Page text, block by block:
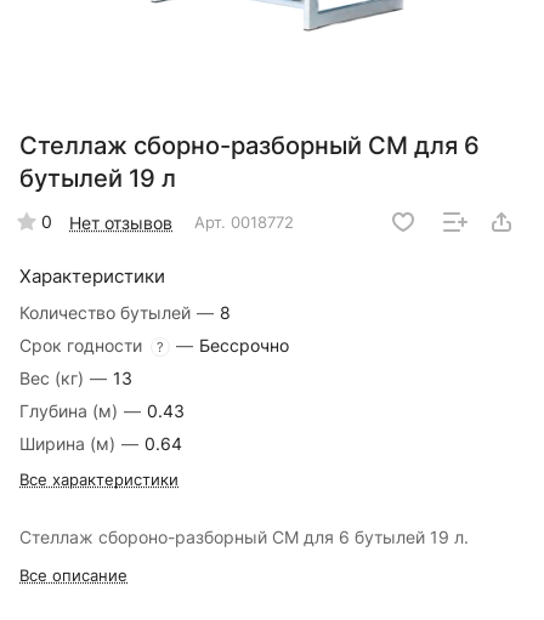
Стеллаж сборно-разборный СМ для 6
бутылей 19 л
0 Нет отзывов Арт. 0018772
Характеристики
Количество бутылей — 8
Срок годности
? — Бессрочно
Вес (кг) — 13
Глубина (м) — 0.43
Ширина (м) — 0.64
Все характеристики
Стеллаж сбороно-разборный СМ для 6 бутылей 19 л.
Все описание